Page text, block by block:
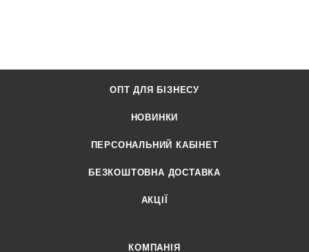
ОПТ ДЛЯ БІЗНЕСУ
НОВИНКИ
ПЕРСОНАЛЬНИЙ КАБІНЕТ
БЕЗКОШТОВНА ДОСТАВКА
АКЦІЇ
КОМПАНІЯ